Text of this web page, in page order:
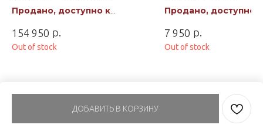
ДОБАВИТЬ В КОРЗИНУ
Продано, доступно к
154 950 р.
Out of stock
Продано, доступно к
7 950 р.
Out of stock
Tilda